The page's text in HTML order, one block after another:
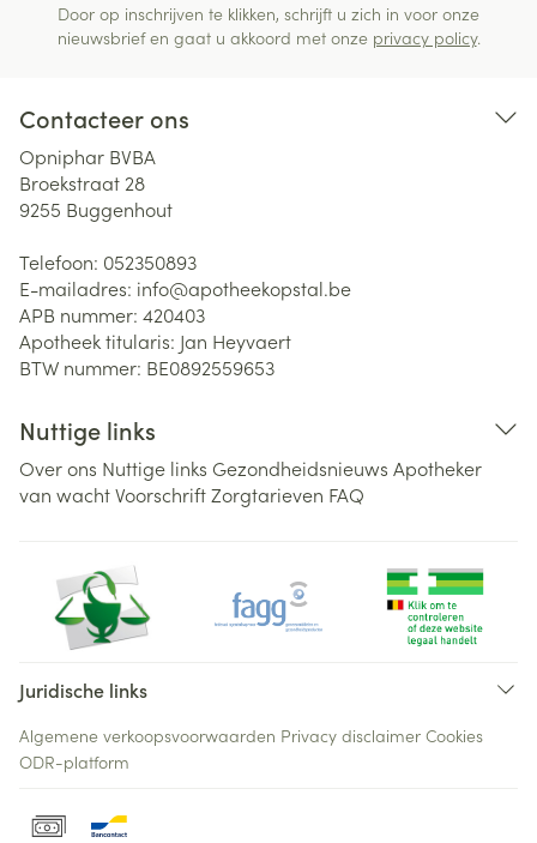
Door op inschrijven te klikken, schrijft u zich in voor onze
nieuwsbrief en gaat u akkoord met onze privacy policy.
Contacteer ons
Opniphar BVBA
Broekstraat 28
9255 Buggenhout
Telefoon: 052350893
E-mailadres: info@apotheekopstal.be
APB nummer: 420403
Apotheek titularis: Jan Heyvaert
BTW nummer: BE0892559653
Nuttige links
Over ons Nuttige links Gezondheidsnieuws Apotheker
van wachtVoorschriftZorgtarieven FAQ
Juridische links
Algemene verkoopsvoorwaarden Privacy disclaimer Cookies
ODR-platform